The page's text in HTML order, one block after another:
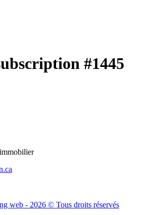
#1445
web - 2026 © Tous droits réservés